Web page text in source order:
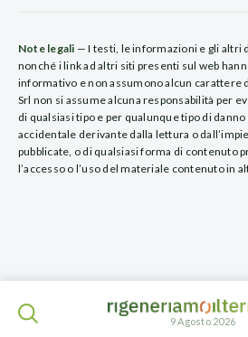
Note legali — I testi, le informazioni e gli altri
nonché i link ad altri siti presenti sul web
informativo e non assumono alcun carattere
Srl non si assume alcuna responsabilità per
di qualsiasi tipo e per qualunque tipo di
accidentale derivante dalla lettura o
pubblicate, o di qualsiasi forma di contenuto
l’accesso o l’uso del materiale contenuto in
9 Agosto 2026
ISCRIVITI ALLA